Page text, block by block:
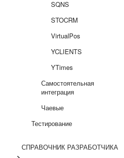
SQNS
STOCRM
VirtualPos
YCLIENTS
YTimes
Самостоятельная
интеграция
Чаевые
Тестирование
СПРАВОЧНИК РАЗРАБОТЧИКА